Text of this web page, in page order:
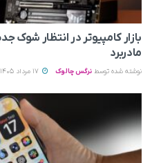
بازار کامپیوتر در انتظار شوک
مادربرد
نوشته شده توسط نرگس چالوک